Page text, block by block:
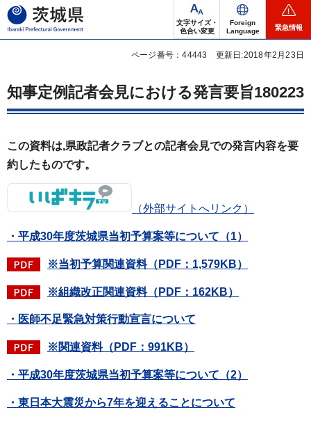
茨城県
文字サイズ・
色合い変更
Foreign
Language
緊急情報
ページ番号：44443 更新日:2018年2月23日
知事定例記者会見における発言要旨180223
この資料は,県政記者クラブとの記者会見での発言内容を要
約したものです。
（外部サイトへリンク）
・平成30年度茨城県当初予算案等について（1）
※当初予算関連資料（PDF：1,579KB）
※組織改正関連資料（PDF：162KB）
・医師不足緊急対策行動宣言について
※関連資料（PDF：991KB）
・平成30年度茨城県当初予算案等について（2）
・東日本大震災から7年を迎えることについて